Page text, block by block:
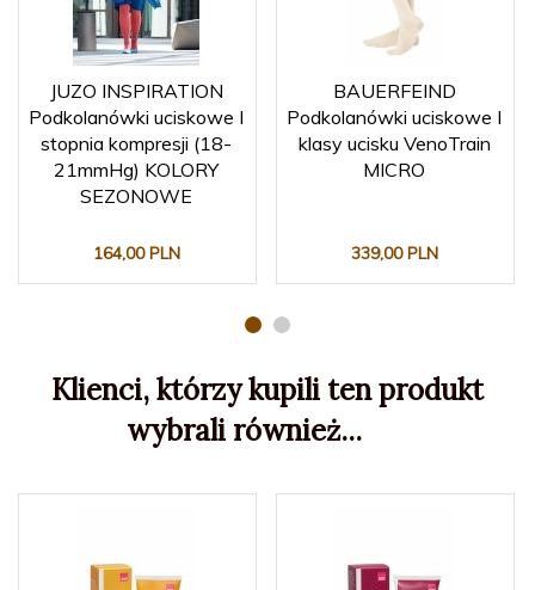
JUZO INSPIRATION
Podkolanówki uciskowe I
stopnia kompresji (18-
21mmHg) KOLORY
SEZONOWE
164,00 PLN
BAUERFEIND
Podkolanówki uciskowe I
klasy ucisku VenoTrain
MICRO
339,00 PLN
Klienci, którzy kupili ten produkt
wybrali również...